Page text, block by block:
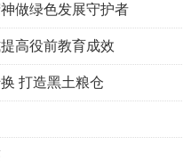
做绿色发展守护者
高役前教育成效
打造黑土粮仓